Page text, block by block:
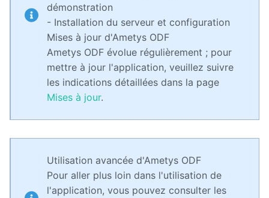
Manuel
de
mise à
Releases
démonstration
- Installation du serveur et configuration
Mises à jour d'Ametys ODF
Ametys ODF évolue régulièrement ; pour
mettre à jour l'application, veuillez suivre
les indications détaillées dans la page
Mises à jour.
Utilisation avancée d'Ametys ODF
Pour aller plus loin dans l'utilisation de
l'application, vous pouvez consulter les